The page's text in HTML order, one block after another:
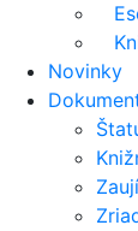
Novinky